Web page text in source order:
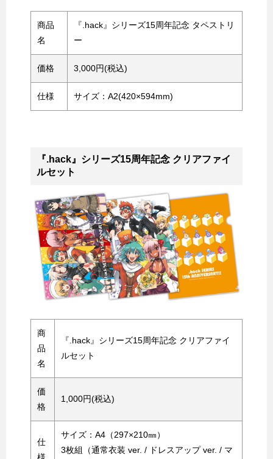
商品
名
『.hack』シリーズ15周年記念 タペストリ
ー
価格 3,000円(税込)
仕様 サイズ：A2(420×594mm)
『.hack』シリーズ15周年記念 クリアファイ
ルセット
商
品
名
『.hack』シリーズ15周年記念 クリアファイ
ルセット
価
格
1,000円(税込)
仕
様
サイズ：A4（297×210㎜）
3枚組（通常衣装 ver. / ドレスアップ ver. / マ